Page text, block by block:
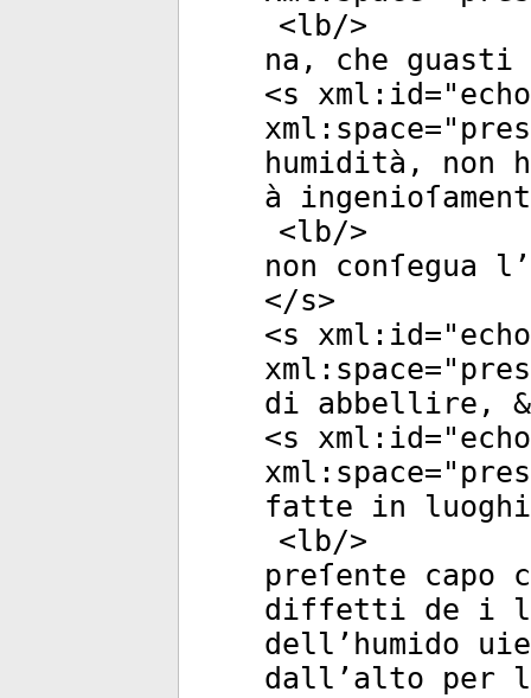
<lb/>
na, che
<s xml:id="
xml:space="
humidità, non
à
<lb/>
non conſegua
</s>
<s xml:id="
xml:space="
di abbellire,
<s xml:id="
xml:space="
fatte in
<lb/>
preſente capo
diffetti de i
dell’humido
dall’alto per